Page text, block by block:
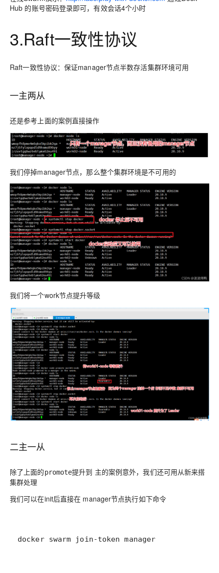
Hub 的账号密码登录即可，有效会话4个小时
3.Raft一致性协议
Raft一致性协议：保证manager节点半数存活集群环境可用
一主两从
还是参考上面的案例直接操作
我们停掉manager节点，那么整个集群环境是不可用的
我们将一个work节点提升等级
二主一从
除了上面的promote提升到 主的案例意外，我们还可用从新来搭
集群处理
我们可以在init后直接在 manager节点执行如下命令
docker swarm join-token manager